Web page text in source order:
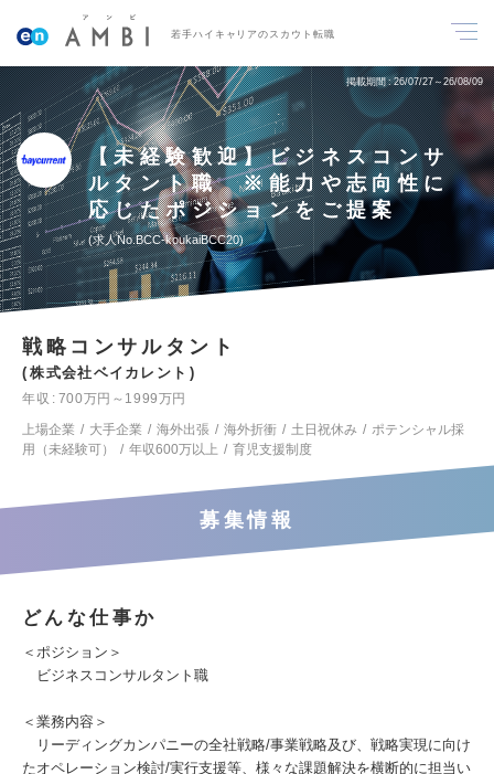
若手ハイキャリアのスカウト転職
掲載期間 26/07/27～26/08/09
【未経験歓迎】ビジネスコンサ
ルタント職 ※能力や志向性に
応じたポジションをご提案
求人No.BCC-koukaiBCC20
戦略コンサルタント
株式会社ベイカレント
年収
700万円～1999万円
上場企業
大手企業 海外出張 海外折衝 土日祝休み
ポテンシャル採
用（未経験可）
年収600万以上 育児支援制度
募集情報
どんな仕事か
＜ポジション＞
ビジネスコンサルタント職
＜業務内容＞
リーディングカンパニーの全社戦略/事業戦略及び、戦略実現に向け
たオペレーション検討/実行支援等、様々な課題解決を横断的に担当い